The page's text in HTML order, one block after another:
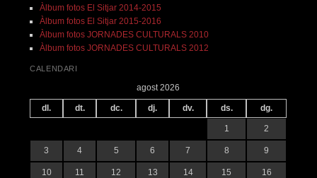
Àlbum fotos El Sitjar 2014-2015
Àlbum fotos El Sitjar 2015-2016
Àlbum fotos JORNADES CULTURALS 2010
Àlbum fotos JORNADES CULTURALS 2012
CALENDARI
agost 2026
dl. dt. dc. dj. dv. ds. dg.
1 2
3 4 5 6 7 8 9
10 11 12 13 14 15 16